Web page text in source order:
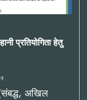
प्रतियोगिता हेतु
अखिल